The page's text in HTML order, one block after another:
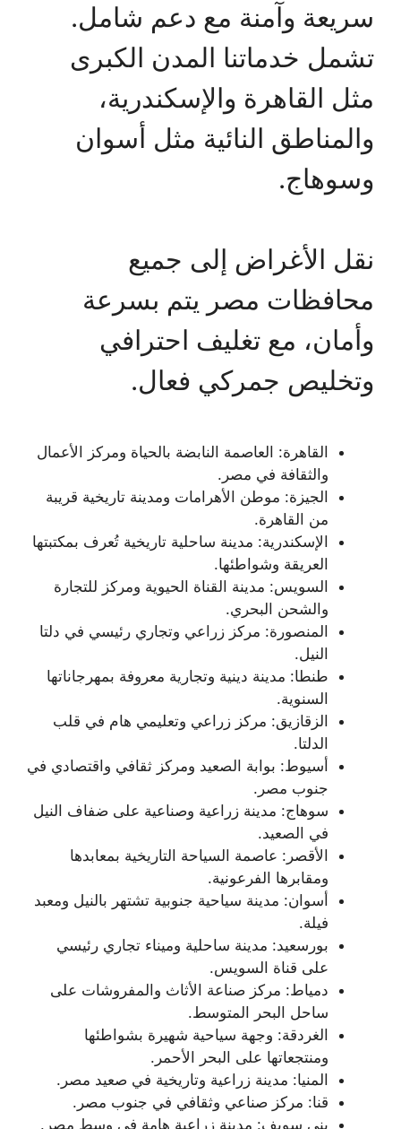
سريعة وآمنة مع دعم شامل.
تشمل خدماتنا المدن الكبرى
مثل القاهرة والإسكندرية،
والمناطق النائية مثل أسوان
وسوهاج.
نقل الأغراض إلى جميع
محافظات مصر يتم بسرعة
وأمان، مع تغليف احترافي
وتخليص جمركي فعال.
القاهرة: العاصمة النابضة بالحياة ومركز الأعمال
والثقافة في مصر.
الجيزة: موطن الأهرامات ومدينة تاريخية قريبة
من القاهرة.
الإسكندرية: مدينة ساحلية تاريخية تُعرف بمكتبتها
العريقة وشواطئها.
السويس: مدينة القناة الحيوية ومركز للتجارة
والشحن البحري.
المنصورة: مركز زراعي وتجاري رئيسي في دلتا
النيل.
طنطا: مدينة دينية وتجارية معروفة بمهرجاناتها
السنوية.
الزقازيق: مركز زراعي وتعليمي هام في قلب
الدلتا.
أسيوط: بوابة الصعيد ومركز ثقافي واقتصادي في
جنوب مصر.
سوهاج: مدينة زراعية وصناعية على ضفاف النيل
في الصعيد.
الأقصر: عاصمة السياحة التاريخية بمعابدها
ومقابرها الفرعونية.
أسوان: مدينة سياحية جنوبية تشتهر بالنيل ومعبد
فيلة.
بورسعيد: مدينة ساحلية وميناء تجاري رئيسي
على قناة السويس.
دمياط: مركز صناعة الأثاث والمفروشات على
ساحل البحر المتوسط.
الغردقة: وجهة سياحية شهيرة بشواطئها
ومنتجعاتها على البحر الأحمر.
المنيا: مدينة زراعية وتاريخية في صعيد مصر.
قنا: مركز صناعي وثقافي في جنوب مصر.
بني سويف: مدينة زراعية هامة في وسط مصر.